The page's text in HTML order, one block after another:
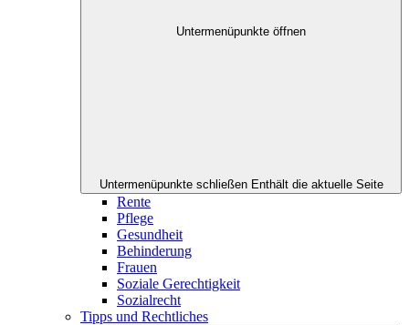
Untermenüpunkte öffnen
Untermenüpunkte schließen Enthält die aktuelle Seite
Rente
Pflege
Gesundheit
Behinderung
Frauen
Soziale Gerechtigkeit
Sozialrecht
Tipps und Rechtliches